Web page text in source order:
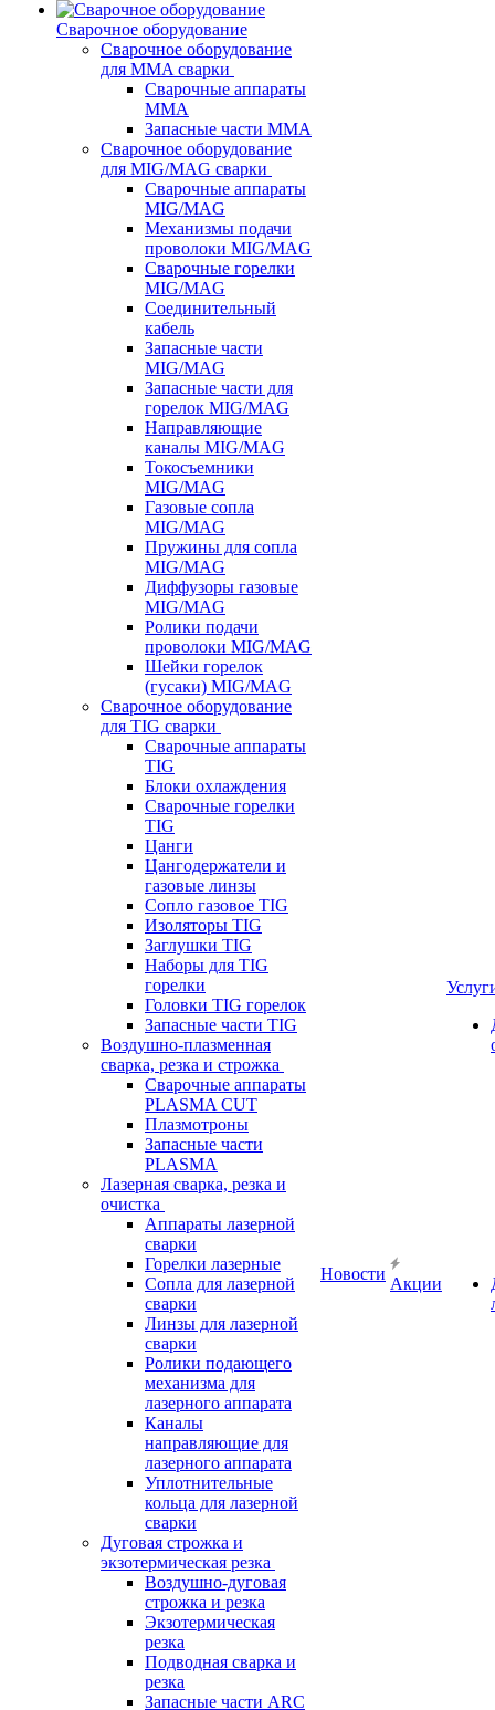
Сварочное оборудование
Сварочное оборудование
для MMA сварки
Сварочные аппараты
MMA
Запасные части MMA
Сварочное оборудование
для MIG/MAG сварки
Сварочные аппараты
MIG/MAG
Механизмы подачи
проволоки MIG/MAG
Сварочные горелки
MIG/MAG
Соединительный
кабель
Запасные части
MIG/MAG
Запасные части для
горелок MIG/MAG
Направляющие
каналы MIG/MAG
Токосъемники
MIG/MAG
Газовые сопла
MIG/MAG
Пружины для сопла
MIG/MAG
Диффузоры газовые
MIG/MAG
Ролики подачи
проволоки MIG/MAG
Шейки горелок
(гусаки) MIG/MAG
Сварочное оборудование
для TIG сварки
Сварочные аппараты
TIG
Блоки охлаждения
Сварочные горелки
TIG
Цанги
Цангодержатели и
газовые линзы
Сопло газовое TIG
Изоляторы TIG
Заглушки TIG
Наборы для TIG
горелки
Головки TIG горелок
Запасные части TIG
Воздушно-плазменная
сварка, резка и строжка
Сварочные аппараты
PLASMA CUT
Плазмотроны
Запасные части
PLASMA
Лазерная сварка, резка и
очистка
Аппараты лазерной
сварки
Горелки лазерные
Сопла для лазерной
сварки
Линзы для лазерной
сварки
Ролики подающего
механизма для
лазерного аппарата
Каналы
направляющие для
лазерного аппарата
Уплотнительные
кольца для лазерной
сварки
Дуговая строжка и
экзотермическая резка
Воздушно-дуговая
строжка и резка
Экзотермическая
резка
Подводная сварка и
резка
Запасные части ARC
Новости
Акции